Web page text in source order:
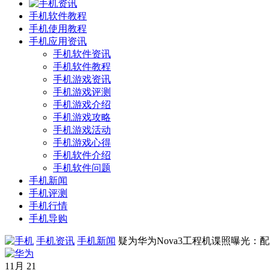
手机软件教程
手机使用教程
手机应用资讯
手机软件资讯
手机软件教程
手机游戏资讯
手机游戏评测
手机游戏介绍
手机游戏攻略
手机游戏活动
手机游戏心得
手机软件介绍
手机软件问题
手机新闻
手机评测
手机行情
手机导购
手机资讯 手机新闻 疑为华为Nova3工程机谍照曝光：
11月 21